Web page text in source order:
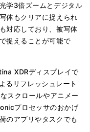
学3倍ズームとデジタル
体もクリアに捉えられ
対応しており、被写体
捉えることが可能で
XDRディスプレイで
るリフレッシュレート
スクロールやアニメー
プロセッサのおかげ
のアプリやタスクでも